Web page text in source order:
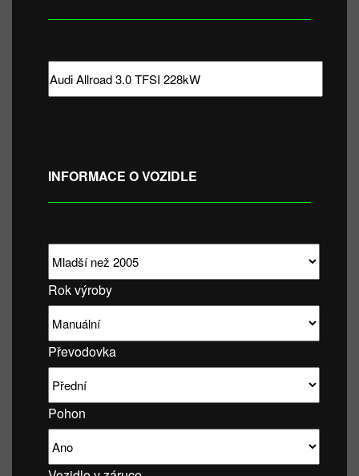
INFORMACE O VOZIDLE
Rok výroby
Převodovka
Pohon